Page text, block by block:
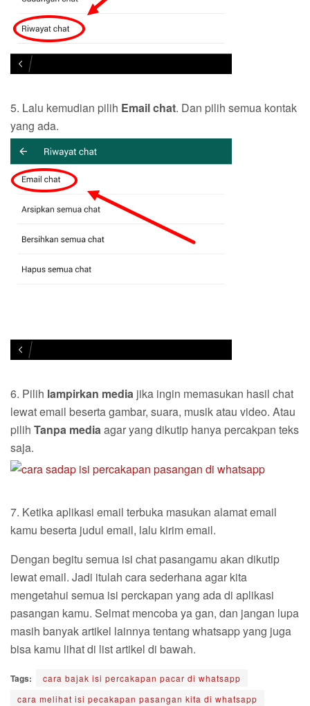
5. Lalu kemudian pilih Email chat. Dan pilih semua kontak
yang ada.
6. Pilih lampirkan media jika ingin memasukan hasil chat
lewat email beserta gambar, suara, musik atau video. Atau
pilih Tanpa mediaagar yang dikutip hanya percakpan teks
saja.
7. Ketika aplikasi email terbuka masukan alamat email
kamu beserta judul email, lalu kirim email.
Dengan begitu semua isi chat pasangamu akan dikutip
lewat email. Jadi itulah cara sederhana agar kita
mengetahui semua isi perckapan yang ada di aplikasi
pasangan kamu. Selmat mencoba ya gan, dan jangan lupa
masih banyak artikel lainnya tentang whatsapp yang juga
bisa kamu lihat di list artikel di bawah.
Tags:
cara bajak isi percakapan pacar di whatsapp
cara melihat isi pecakapan pasangan kita di whatsapp